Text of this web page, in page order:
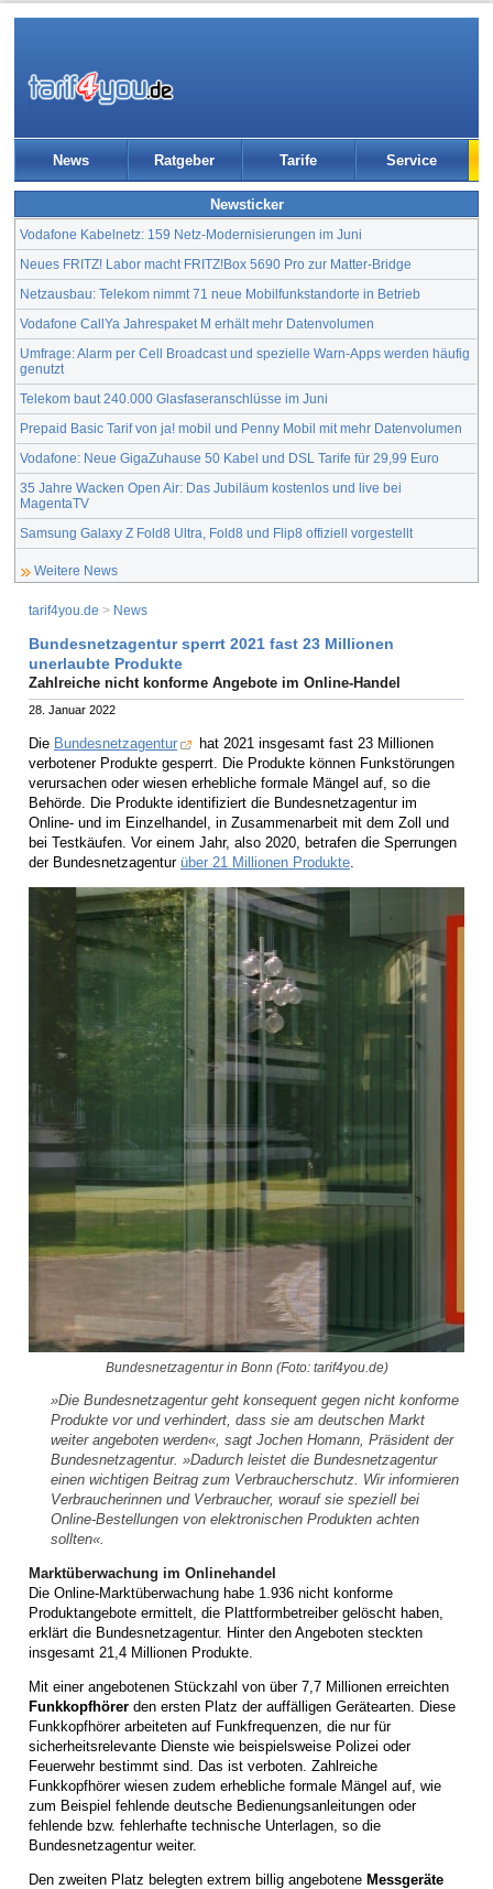
News Ratgeber Tarife Service
Newsticker
Vodafone Kabelnetz: 159 Netz-Modernisierungen im Juni
Neues FRITZ! Labor macht FRITZ!Box 5690 Pro zur Matter-Bridge
Netzausbau: Telekom nimmt 71 neue Mobilfunkstandorte in Betrieb
Vodafone CallYa Jahrespaket M erhält mehr Datenvolumen
Umfrage: Alarm per Cell Broadcast und spezielle Warn-Apps werden häufig
genutzt
Telekom baut 240.000 Glasfaseranschlüsse im Juni
Prepaid Basic Tarif von ja! mobil und Penny Mobil mit mehr Datenvolumen
Vodafone: Neue GigaZuhause 50 Kabel und DSL Tarife für 29,99 Euro
35 Jahre Wacken Open Air: Das Jubiläum kostenlos und live bei
MagentaTV
Samsung Galaxy Z Fold8 Ultra, Fold8 und Flip8 offiziell vorgestellt
Weitere News
tarif4you.de > News
Bundesnetzagentur sperrt 2021 fast 23 Millionen
unerlaubte Produkte
Zahlreiche nicht konforme Angebote im Online-Handel
28. Januar 2022
Die Bundesnetzagentur
hat 2021 insgesamt fast 23 Millionen
verbotener Produkte gesperrt. Die Produkte können Funkstörungen
verursachen oder wiesen erhebliche formale Mängel auf, so die
Behörde. Die Produkte identifiziert die Bundesnetzagentur im
Online- und im Einzelhandel, in Zusammenarbeit mit dem Zoll und
bei Testkäufen. Vor einem Jahr, also 2020, betrafen die Sperrungen
der Bundesnetzagentur über 21 Millionen Produkte
Bundesnetzagentur in Bonn (Foto: tarif4you.de)
»Die Bundesnetzagentur geht konsequent gegen nicht konforme
Produkte vor und verhindert, dass sie am deutschen Markt
weiter angeboten werden«, sagt Jochen Homann, Präsident der
Bundesnetzagentur. »Dadurch leistet die Bundesnetzagentur
einen wichtigen Beitrag zum Verbraucherschutz. Wir informieren
Verbraucherinnen und Verbraucher, worauf sie speziell bei
Online-Bestellungen von elektronischen Produkten achten
sollten«.
Marktüberwachung im Onlinehandel
Die Online-Marktüberwachung habe 1.936 nicht konforme
Produktangebote ermittelt, die Plattformbetreiber gelöscht haben,
erklärt die Bundesnetzagentur. Hinter den Angeboten steckten
insgesamt 21,4 Millionen Produkte.
Mit einer angebotenen Stückzahl von über 7,7 Millionen erreichten
Funkkopfhörer den ersten Platz der auffälligen Gerätearten. Diese
Funkkopfhörer arbeiteten auf Funkfrequenzen, die nur für
sicherheitsrelevante Dienste wie beispielsweise Polizei oder
Feuerwehr bestimmt sind. Das ist verboten. Zahlreiche
Funkkopfhörer wiesen zudem erhebliche formale Mängel auf, wie
zum Beispiel fehlende deutsche Bedienungsanleitungen oder
fehlende bzw. fehlerhafte technische Unterlagen, so die
Bundesnetzagentur weiter.
Den zweiten Platz belegten extrem billig angebotene Messgeräte